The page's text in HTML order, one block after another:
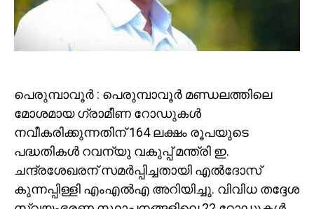
പെരുമ്പാവൂർ : പെരുമ്പാവൂർ മണ്ഡലത്തിലെ
മോശമായ ഗ്രാമീണ റോഡുകൾ
നവീകരിക്കുന്നതിന് 164 ലക്ഷം രൂപയുടെ
പദ്ധതികൾ റവന്യു വകുപ്പ് മന്ത്രി ഇ.
ചന്ദ്രശേഖരന് സമർപ്പിച്ചതായി എൽദോസ്
കുന്നപ്പിള്ളി എംഎൽഎ അറിയിച്ചു. വിവിധ തദ്ദേശ